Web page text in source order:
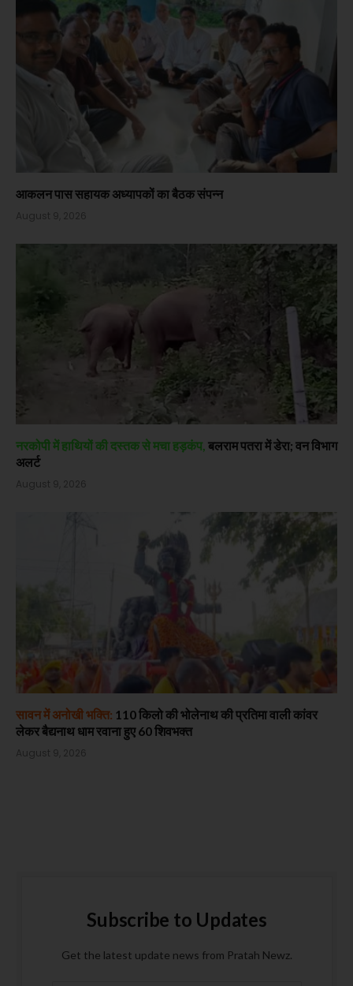
आकलन पास सहायक अध्यापकों का बैठक संपन्न
August 9, 2026
नरकोपी में हाथियों की दस्तक से मचा हड़कंप, बलराम पतरा में डेरा; वन विभाग
अलर्ट
August 9, 2026
सावन में अनोखी भक्ति: 110 किलो की भोलेनाथ की प्रतिमा वाली कांवर
लेकर बैद्यनाथ धाम रवाना हुए 60 शिवभक्त
August 9, 2026
Subscribe to Updates
Get the latest update news from Pratah Newz.